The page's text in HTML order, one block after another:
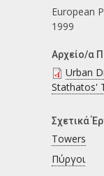
European
1999
Αρχείο/α
Urban
Stathatos'
Σχετικά
Towers
Πύργοι